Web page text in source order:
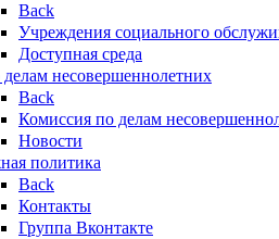
Back
Учреждения социального
Доступная среда
несовершеннолетних
Back
Комиссия по делам
Новости
политика
Back
Контакты
Группа Вконтакте